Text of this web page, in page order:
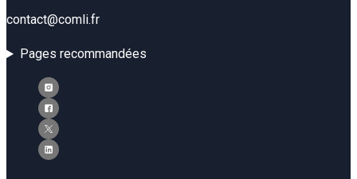
contact@comli.fr
Pages recommandées